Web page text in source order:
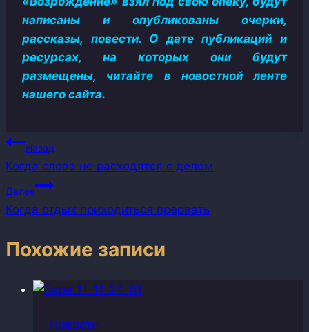
написаны и опубликованы очерки,
рассказы, повести. О дате публикаций и
ресурсах, на которых они будут
размещены, читайте в новостной ленте
нашего сайта.
Навигация
по
записям
Назад
Когда слова не расходятся с делом
Далее
Когда отдых приходиться прервать
Похожие записи
Новости